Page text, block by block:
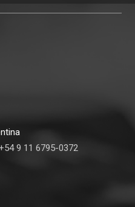
9 11 6795-0372